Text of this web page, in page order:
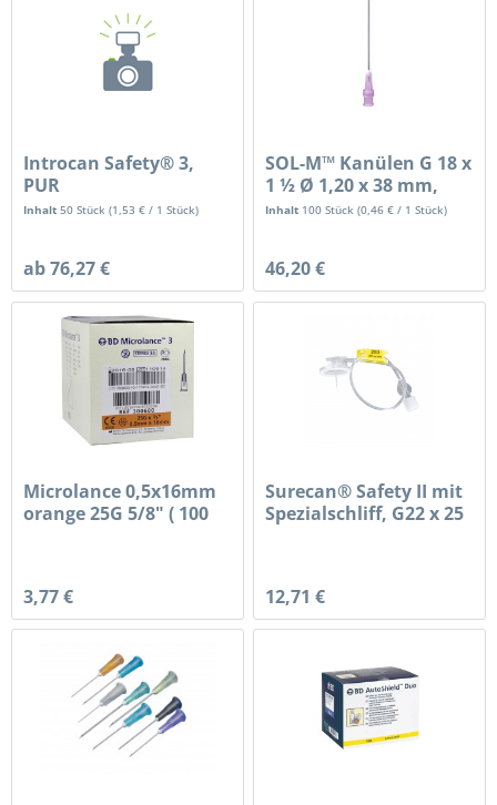
Introcan Safety® 3,
PUR
Inhalt50 Stück(1,53 € / 1 Stück)
ab 76,27 €
SOL-M™ Kanülen G 18 x
1 ½ Ø 1,20 x 38 mm,
mit...
Inhalt 100 Stück(0,46 € / 1 Stück)
46,20 €
Microlance 0,5x16mm
orange 25G 5/8" ( 100
3,77 €
Surecan® Safety II mit
Spezialschliff, G22 x 25
12,71 €